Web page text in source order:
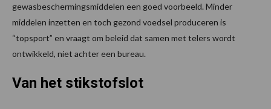
gewasbeschermingsmiddelen een goed voorbeeld. Minder
middelen inzetten en toch gezond voedsel produceren is
“topsport” en vraagt om beleid dat samen met telers wordt
ontwikkeld, niet achter een bureau.
Van het stikstofslot